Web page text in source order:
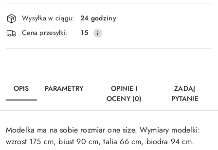
Wyślij
Dostępność
i
dostawa
Wysyłka w ciągu:
24 godziny
Cena przesyłki:
15
OPIS PARAMETRY
OPINIE I
OCENY (0)
ZADAJ
PYTANIE
Modelka ma na sobie rozmiar one size. Wymiary modelki:
wzrost 175 cm, biust 90 cm, talia 66 cm, biodra 94 cm.